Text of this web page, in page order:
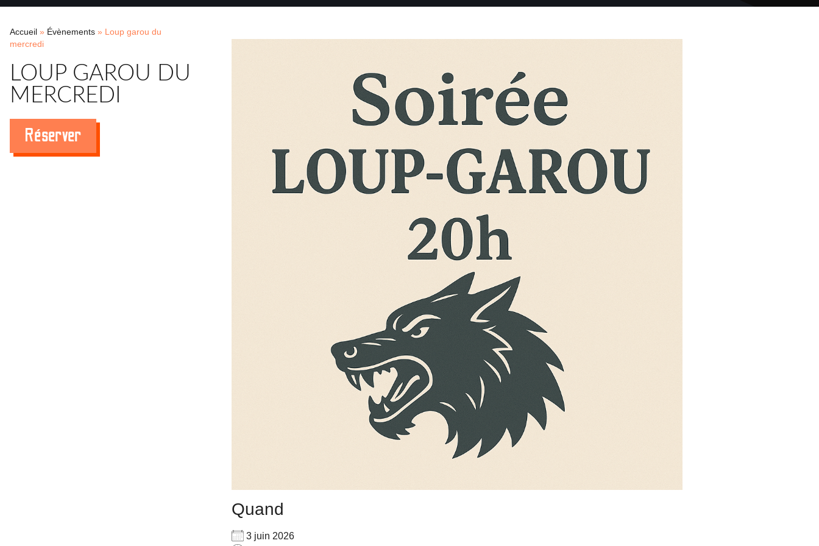
Accueil » Évènements » Loup garou du
mercredi
LOUP GAROU DU
MERCREDI
Réserver
Quand
3 juin 2026